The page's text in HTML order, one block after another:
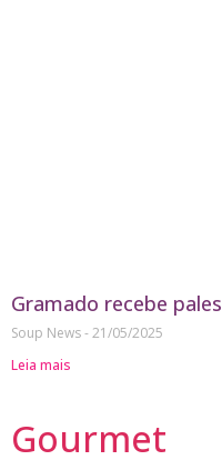
Gramado recebe
Soup News 21/05/2025
Leia mais
Gourmet